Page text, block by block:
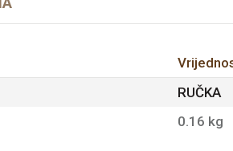
RUČKA
0.16 kg